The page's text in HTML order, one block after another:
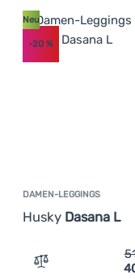
DAMEN-LEGGINGS
Husky Dasana L
Neu
-20 %
Zum Vergleich